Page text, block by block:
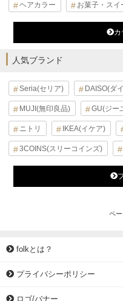
ヘアカラー お菓子・スイ
カ
人気ブランド
Seria(セリア) DAISO(ダ
MUJI(無印良品) GU(ジー
ニトリ IKEA(イケア)
3COINS(スリーコインズ)
ペ
folkとは？
プライバシーポリシー
ロゴ/バナー